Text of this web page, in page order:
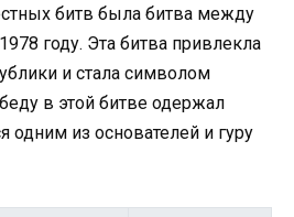
битв была битва между
году. Эта битва привлекла
и стала символом
в этой битве одержал
одним из основателей и гуру